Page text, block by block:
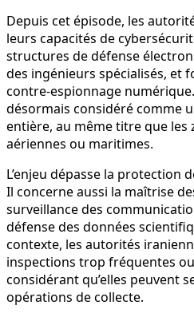
Depuis cet épisode, les
leurs capacités de
structures de défense
des ingénieurs spécialisés, et
contre-espionnage
désormais considéré comme
entière, au même titre que les
aériennes ou maritimes.
L’enjeu dépasse la protection
Il concerne aussi la maîtrise
surveillance des
défense des données
contexte, les autorités
inspections trop fréquentes
considérant qu’elles peuvent
opérations de collecte.